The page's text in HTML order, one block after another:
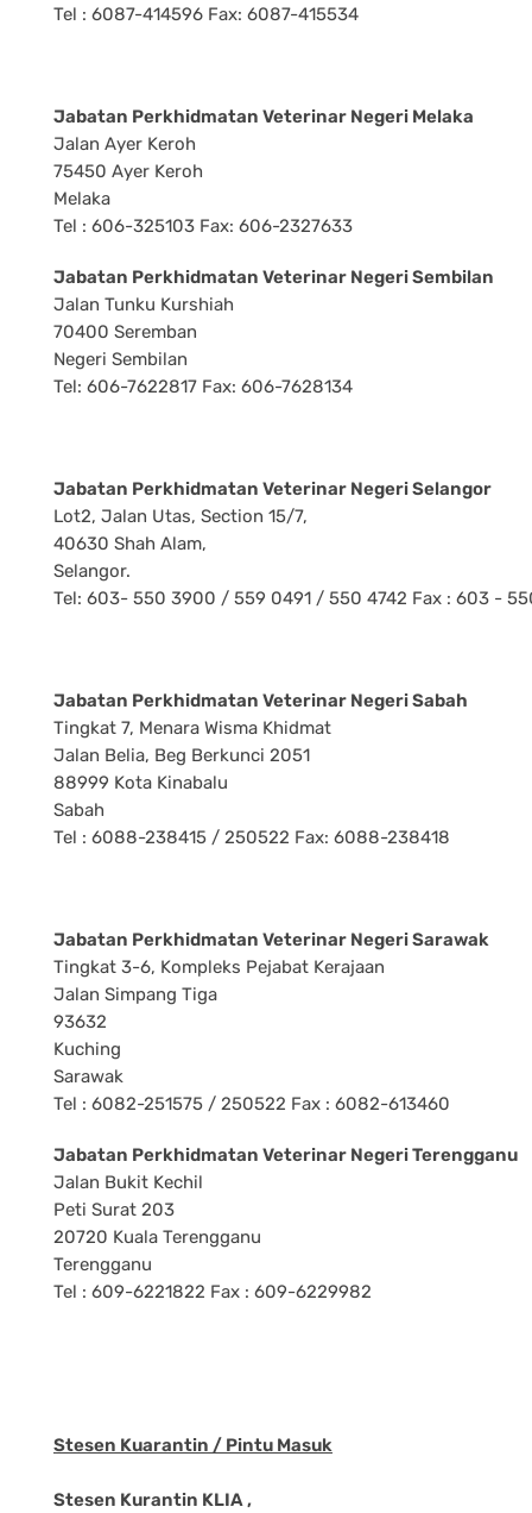
Tel : 6087-414596 Fax: 6087-415534
Jabatan Perkhidmatan Veterinar Negeri Melaka
Jalan Ayer Keroh
75450 Ayer Keroh
Melaka
Tel : 606-325103 Fax: 606-2327633
Jabatan Perkhidmatan Veterinar Negeri Sembilan
Jalan Tunku Kurshiah
70400 Seremban
Negeri Sembilan
Tel: 606-7622817 Fax: 606-7628134
Jabatan Perkhidmatan Veterinar Negeri Selangor
Lot2, Jalan Utas, Section 15/7,
40630 Shah Alam,
Selangor.
Tel: 603- 550 3900 / 559 0491 / 550 4742 Fax : 603 -
Jabatan Perkhidmatan Veterinar Negeri Sabah
Tingkat 7, Menara Wisma Khidmat
Jalan Belia, Beg Berkunci 2051
88999 Kota Kinabalu
Sabah
Tel : 6088-238415 / 250522 Fax: 6088-238418
Jabatan Perkhidmatan Veterinar Negeri Sarawak
Tingkat 3-6, Kompleks Pejabat Kerajaan
Jalan Simpang Tiga
93632
Kuching
Sarawak
Tel : 6082-251575 / 250522 Fax : 6082-613460
Jabatan Perkhidmatan Veterinar Negeri Terengganu
Jalan Bukit Kechil
Peti Surat 203
20720 Kuala Terengganu
Terengganu
Tel : 609-6221822 Fax : 609-6229982
Stesen Kuarantin / Pintu Masuk
Stesen Kurantin KLIA ,